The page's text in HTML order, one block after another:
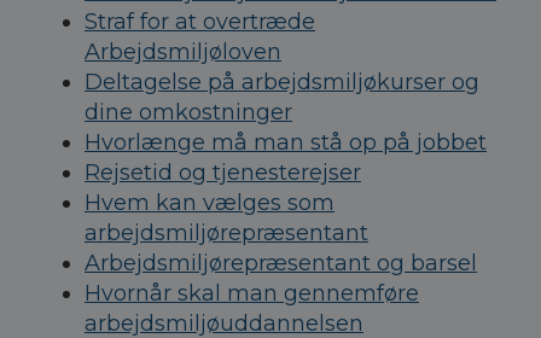
Straf for at overtræde
Arbejdsmiljøloven
Deltagelse på arbejdsmiljøkurser og
dine omkostninger
Hvorlænge må man stå op på jobbet
Rejsetid og tjenesterejser
Hvem kan vælges som
arbejdsmiljørepræsentant
Arbejdsmiljørepræsentant og barsel
Hvornår skal man gennemføre
arbejdsmiljøuddannelsen